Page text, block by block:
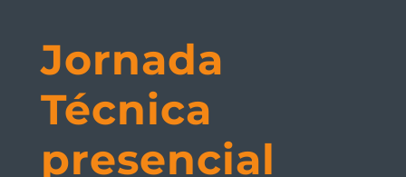
Jornada
Técnica
presencial